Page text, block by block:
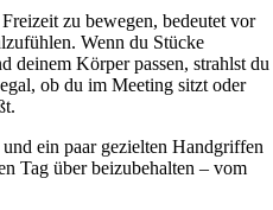
zu bewegen, bedeutet vor
Wenn du Stücke
deinem Körper passen, strahlst du
ob du im Meeting sitzt oder
ein paar gezielten Handgriffen
Tag über beizubehalten – vom